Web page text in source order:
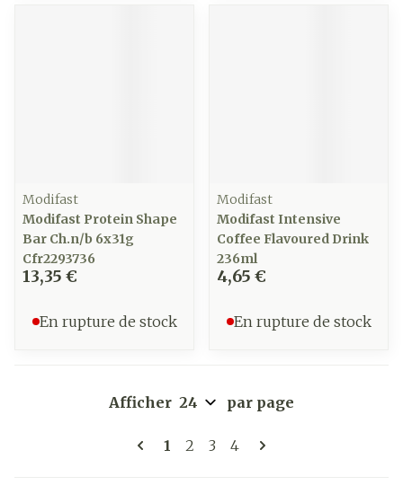
Modifast
Modifast Protein Shape
Bar Ch.n/b 6x31g
Cfr2293736
13,35 €
En rupture de stock
Modifast
Modifast Intensive
Coffee Flavoured Drink
236ml
4,65 €
En rupture de stock
Pages
Vous lisez actuellement la
1 Page
2 Page
3 Page
4
Afficher par page